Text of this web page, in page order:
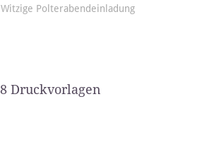
Witzige Polterabendeinladung
8 Druckvorlagen